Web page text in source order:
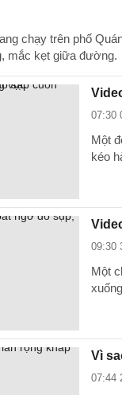
chạy trên phố
mắc kẹt giữa đường.
07:30
Một
kéo
09:30
Một
Vì
07:44